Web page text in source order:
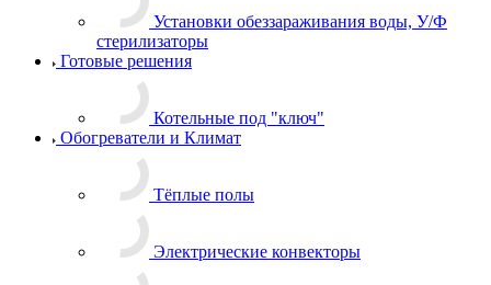
Установки обеззараживания воды, У/Ф
стерилизаторы
Готовые решения
Котельные под "ключ"
Обогреватели и Климат
Тёплые полы
Электрические конвекторы